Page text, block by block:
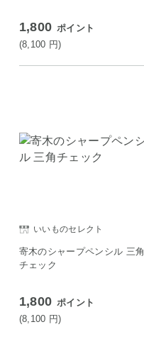
1,800 ポイント
(8,100 円)
いいものセレクト
寄木のシャープペンシル 三角
チェック
1,800 ポイント
(8,100 円)